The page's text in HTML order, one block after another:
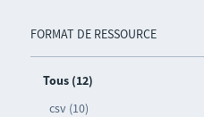
FORMAT DE RESSOURCE
Tous (12)
csv (10)